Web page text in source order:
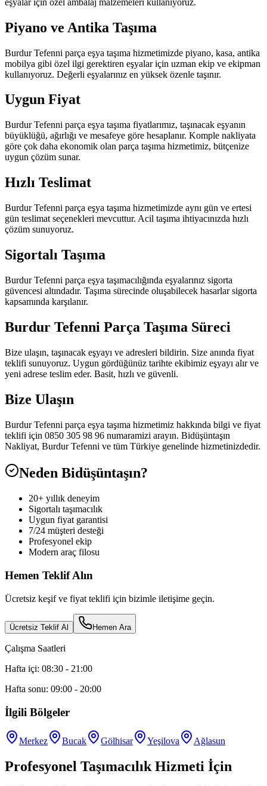
Piyano ve Antika Taşıma
Burdur Tefenni parça eşya taşıma hizmetimizde piyano, kasa, antika
mobilya gibi özel ilgi gerektiren eşyalar için uzman ekip ve ekipman
kullanıyoruz. Değerli eşyalarınız en yüksek özenle taşınır.
Uygun Fiyat
Burdur Tefenni parça eşya taşıma fiyatlarımız, taşınacak eşyanın
büyüklüğü, ağırlığı ve mesafeye göre hesaplanır. Komple nakliyata
göre çok daha ekonomik olan parça taşıma hizmetimiz, bütçenize
uygun çözüm sunar.
Hızlı Teslimat
Burdur Tefenni parça eşya taşıma hizmetimizde aynı gün ve ertesi
gün teslimat seçenekleri mevcuttur. Acil taşıma ihtiyacınızda hızlı
çözüm sunuyoruz.
Sigortalı Taşıma
Burdur Tefenni parça eşya taşımacılığında eşyalarınız sigorta
güvencesi altındadır. Taşıma sürecinde oluşabilecek hasarlar sigorta
kapsamında karşılanır.
Burdur Tefenni Parça Taşıma Süreci
Bize ulaşın, taşınacak eşyayı ve adresleri bildirin. Size anında fiyat
teklifi sunuyoruz. Uygun gördüğünüz tarihte ekibimiz eşyayı alır ve
yeni adrese teslim eder. Basit, hızlı ve güvenli.
Bize Ulaşın
Burdur Tefenni parça eşya taşıma hizmetimiz hakkında bilgi ve fiyat
teklifi için 0850 305 98 96 numaramizi arayın. Bidüşüntaşın
Nakliyat, Burdur Tefenni ve tüm Türkiye genelinde hizmetinizdedir.
Neden Bidüşüntaşın?
20+ yıllık deneyim
Sigortalı taşımacılık
Uygun fiyat garantisi
7/24 müşteri desteği
Profesyonel ekip
Modern araç filosu
Hemen Teklif Alın
Ücretsiz keşif ve fiyat teklifi için bizimle iletişime geçin.
Ücretsiz Teklif Al Hemen Ara
Çalışma Saatleri
Hafta içi: 08:30 - 21:00
Hafta sonu: 09:00 - 20:00
İlgili Bölgeler
Merkez Bucak Gölhisar Yeşilova Ağlasun
Profesyonel Taşımacılık Hizmeti İçin